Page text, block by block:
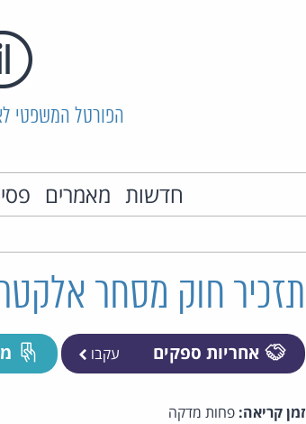
הפורטל המשפטי
חדשות מאמרים
תזכיר חוק מסחר
אחריות ספקים עקבו
זמן קריאה: פחות מדקה